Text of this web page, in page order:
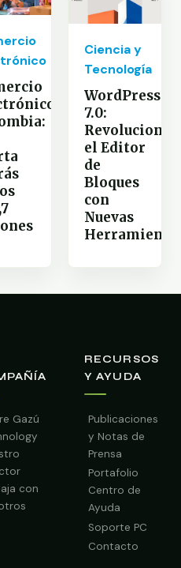
Ciencia y
Tecnología
WordPress
7.0:
Revoluciona
el Editor
de
Bloques
con
Nuevas
Gazú
con
RECURSOS
Y AYUDA
Publicaciones
y Notas de
Prensa
Portafolio
Centro de
Ayuda
Soporte PC
Contacto